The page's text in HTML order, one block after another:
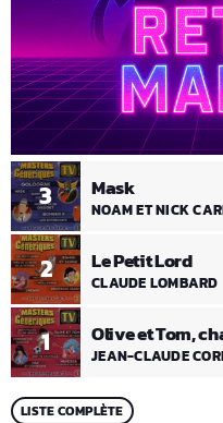
1 Olive et Tom,
JEAN-CLAUDE
2 Le Petit Lord
CLAUDE LOMBARD
3 Mask
NOAM ET NICK
LISTE COMPLÈTE